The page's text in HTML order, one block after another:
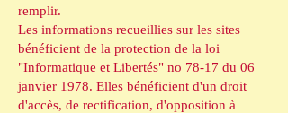
remplir.
Les informations recueillies sur les sites
bénéficient de la protection de la loi
"Informatique et Libertés" no 78-17 du 06
janvier 1978. Elles bénéficient d'un droit
d'accès, de rectification, d'opposition à